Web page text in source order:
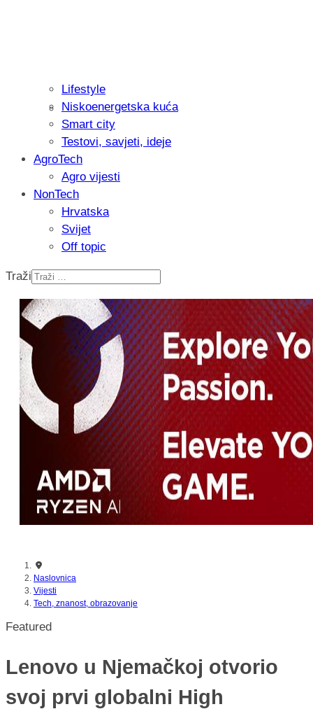
Isprobali smo: Thermostar
Recenzija: Einhell Professional CP-
nikada prije
Lifestyle
Niskoenergetska kuća
Smart city
Testovi, savjeti, ideje
AgroTech
Agro vijesti
NonTech
Hrvatska
Svijet
Off topic
Traži
Naslovnica
Vijesti
Tech, znanost, obrazovanje
Featured
Lenovo u Njemačkoj otvorio
svoj prvi globalni High